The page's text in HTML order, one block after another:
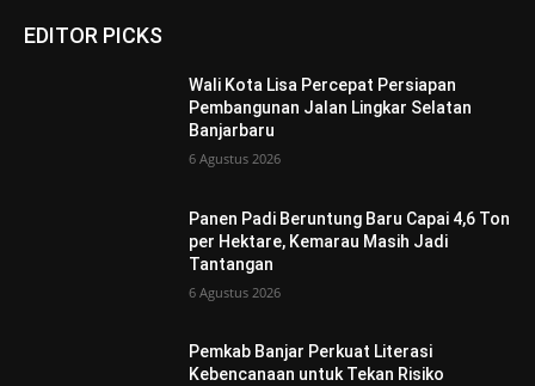
EDITOR PICKS
Wali Kota Lisa Percepat Persiapan
Pembangunan Jalan Lingkar Selatan
Banjarbaru
6 Agustus 2026
Panen Padi Beruntung Baru Capai 4,6 Ton
per Hektare, Kemarau Masih Jadi
Tantangan
6 Agustus 2026
Pemkab Banjar Perkuat Literasi
Kebencanaan untuk Tekan Risiko